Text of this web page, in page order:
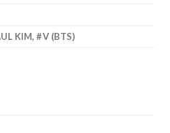
KIM, V (BTS)